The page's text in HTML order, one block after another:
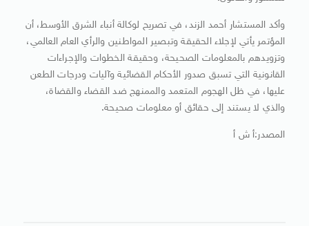
وأكد المستشار أحمد الزند، في تصريح لوكالة أنباء الشرق الأوسط، أن
المؤتمر يأتي لإجلاء الحقيقة وتبصير المواطنين والرأي العام العالمي،
وتزويدهم بالمعلومات الصحيحة، وحقيقة الخطوات والإجراءات
القانونية التي تسبق صدور الأحكام القضائية وآليات ودرجات الطعن
عليها، في ظل الهجوم المتعمد والممنهج ضد القضاء والقضاة،
والذي لا يستند إلى حقائق أو معلومات صحيحة.
المصدر:أ ش أ